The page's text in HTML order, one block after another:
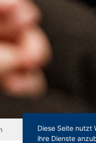
Diese Seite nutzt
ihre Dienste